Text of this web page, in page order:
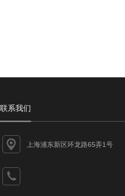
联系我们
上海浦东新区环龙路65弄1号